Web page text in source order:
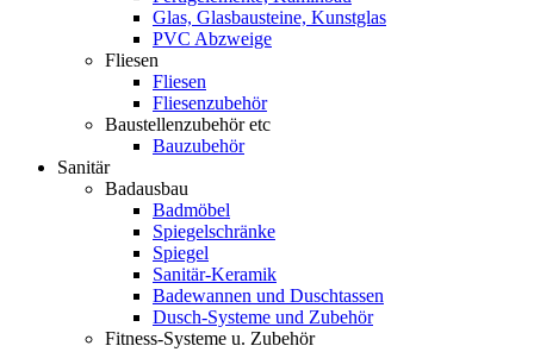
Glas, Glasbausteine, Kunstglas
PVC Abzweige
Fliesen
Fliesen
Fliesenzubehör
Baustellenzubehör etc
Bauzubehör
Sanitär
Badausbau
Badmöbel
Spiegelschränke
Spiegel
Sanitär-Keramik
Badewannen und Duschtassen
Dusch-Systeme und Zubehör
Fitness-Systeme u. Zubehör